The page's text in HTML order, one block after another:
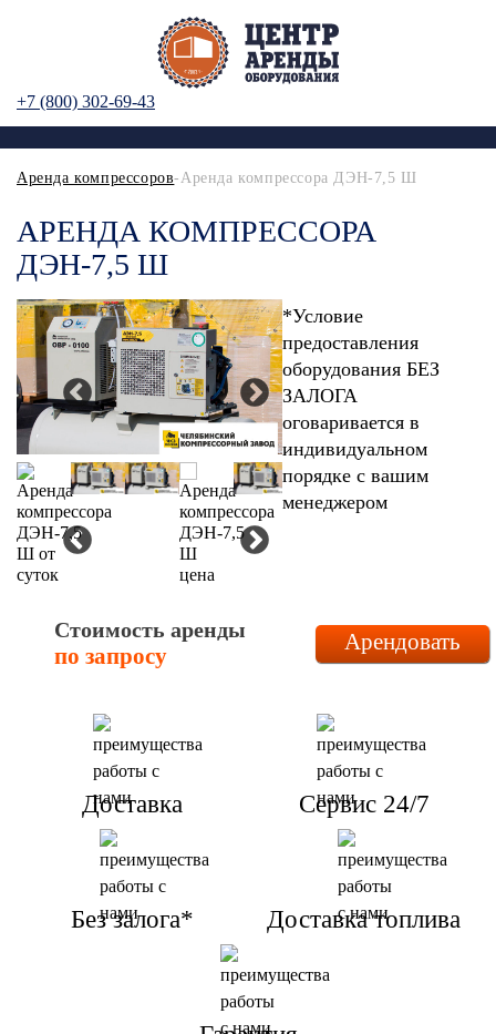
+7 (800) 302-69-43
Аренда компрессоров-Аренда компрессора ДЭН-7,5 Ш
АРЕНДА КОМПРЕССОРА
ДЭН-7,5 Ш
Стоимость аренды
по запросу
Арендовать
Доставка Сервис 24/7
Без залога* Доставка топлива
*Условие
предоставления
оборудования БЕЗ
ЗАЛОГА
оговаривается в
индивидуальном
порядке с вашим
менеджером